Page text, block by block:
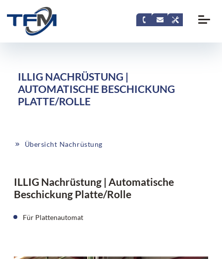
ILLIG NACHRÜSTUNG |
AUTOMATISCHE BESCHICKUNG
PLATTE/ROLLE
Übersicht Nachrüstung
ILLIG Nachrüstung | Automatische
Beschickung Platte/Rolle
Für Plattenautomat